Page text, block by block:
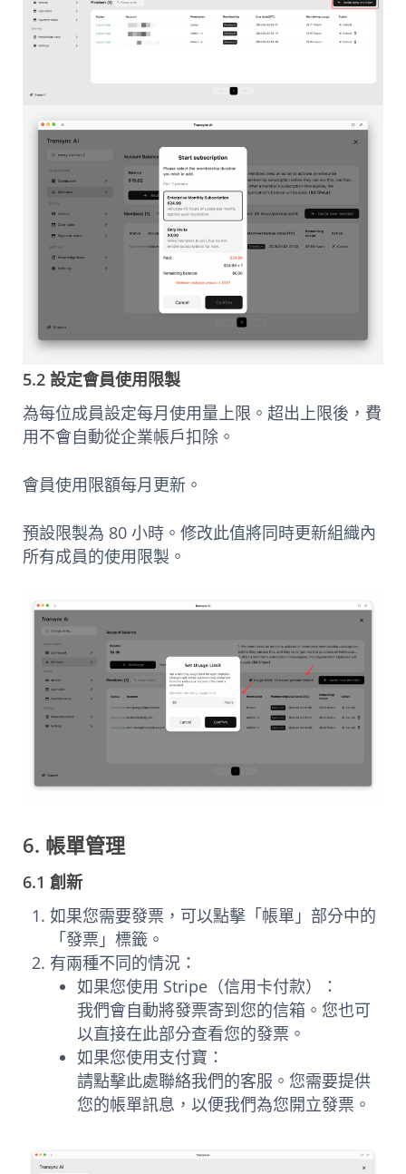
5.2 設定會員使用限製
為每位成員設定每月使用量上限。超出上限後，費
用不會自動從企業帳戶扣除。
會員使用限額每月更新。
預設限製為 80 小時。修改此值將同時更新組織內
所有成員的使用限製。
6. 帳單管理
6.1 創新
如果您需要發票，可以點擊「帳單」部分中的
「發票」標籤。
有兩種不同的情況：
如果您使用 Stripe（信用卡付款）：
我們會自動將發票寄到您的信箱。您也可
以直接在此部分查看您的發票。
如果您使用支付寶：
請點擊此處聯絡我們的客服。您需要提供
您的帳單訊息，以便我們為您開立發票。